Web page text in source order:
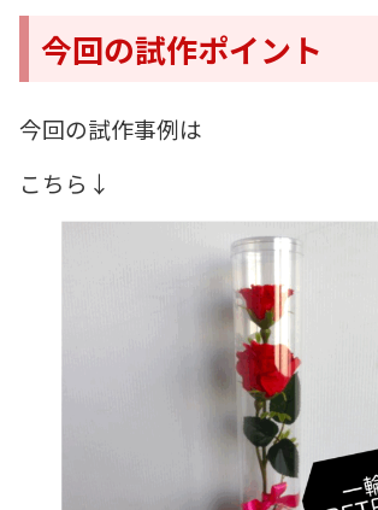
今回の試作ポイント
今回の試作事例は
こちら↓